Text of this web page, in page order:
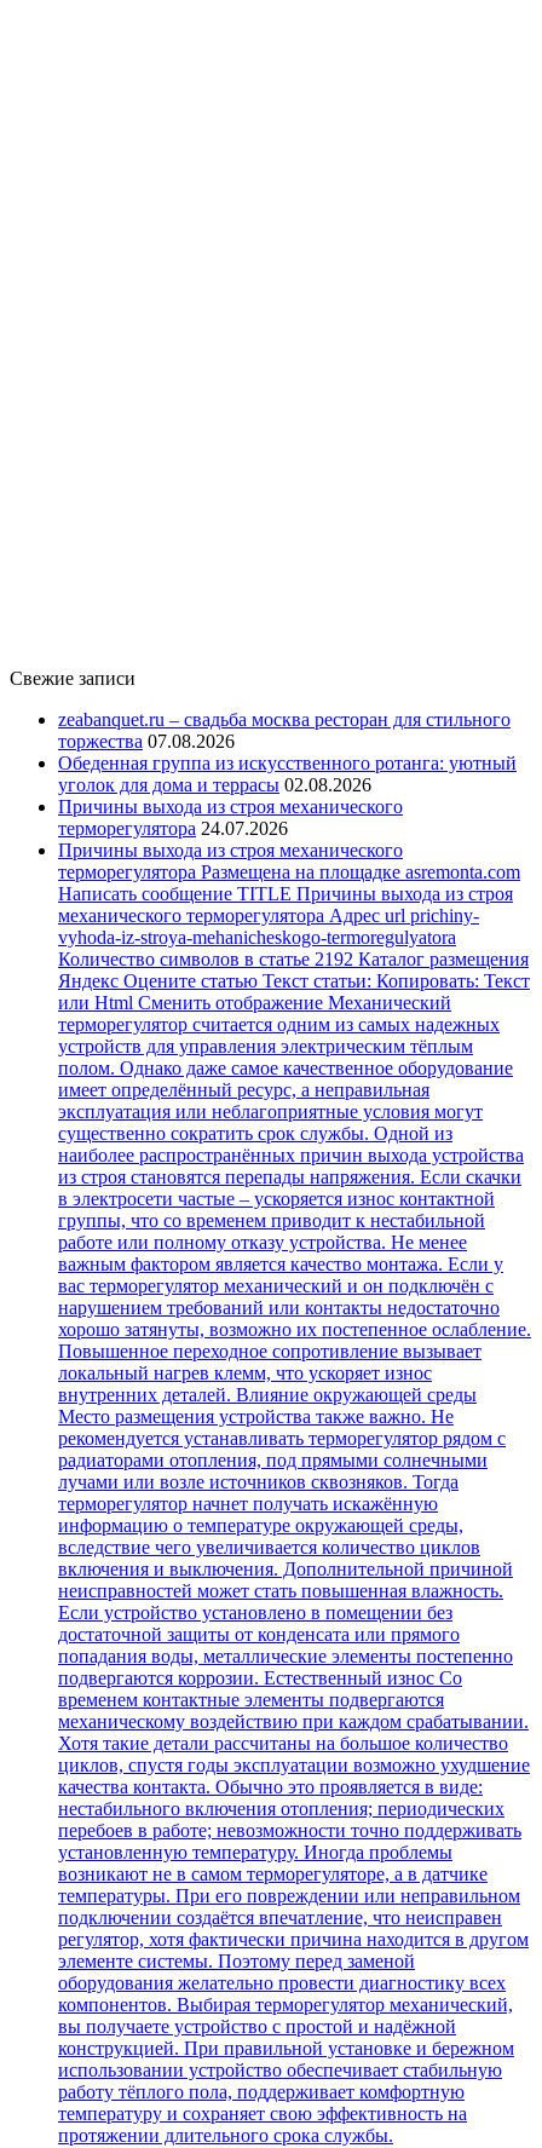
Свежие записи
zeabanquet.ru – свадьба москва ресторан для стильного
торжества 07.08.2026
Обеденная группа из искусственного ротанга: уютный
уголок для дома и террасы 02.08.2026
Причины выхода из строя механического
терморегулятора 24.07.2026
Причины выхода из строя механического
терморегулятора Размещена на площадке asremonta.com
Написать сообщение TITLE Причины выхода из строя
механического терморегулятора Адрес url prichiny-
vyhoda-iz-stroya-mehanicheskogo-termoregulyatora
Количество символов в статье 2192 Каталог размещения
Яндекс Оцените статью Текст статьи: Копировать: Текст
или Html Cменить отображение Механический
терморегулятор считается одним из самых надежных
устройств для управления электрическим тёплым
полом. Однако даже самое качественное оборудование
имеет определённый ресурс, а неправильная
эксплуатация или неблагоприятные условия могут
существенно сократить срок службы. Одной из
наиболее распространённых причин выхода устройства
из строя становятся перепады напряжения. Если скачки
в электросети частые – ускоряется износ контактной
группы, что со временем приводит к нестабильной
работе или полному отказу устройства. Не менее
важным фактором является качество монтажа. Если у
вас терморегулятор механический и он подключён с
нарушением требований или контакты недостаточно
хорошо затянуты, возможно их постепенное ослабление.
Повышенное переходное сопротивление вызывает
локальный нагрев клемм, что ускоряет износ
внутренних деталей. Влияние окружающей среды
Место размещения устройства также важно. Не
рекомендуется устанавливать терморегулятор рядом с
радиаторами отопления, под прямыми солнечными
лучами или возле источников сквозняков. Тогда
терморегулятор начнет получать искажённую
информацию о температуре окружающей среды,
вследствие чего увеличивается количество циклов
включения и выключения. Дополнительной причиной
неисправностей может стать повышенная влажность.
Если устройство установлено в помещении без
достаточной защиты от конденсата или прямого
попадания воды, металлические элементы постепенно
подвергаются коррозии. Естественный износ Со
временем контактные элементы подвергаются
механическому воздействию при каждом срабатывании.
Хотя такие детали рассчитаны на большое количество
циклов, спустя годы эксплуатации возможно ухудшение
качества контакта. Обычно это проявляется в виде:
нестабильного включения отопления; периодических
перебоев в работе; невозможности точно поддерживать
установленную температуру. Иногда проблемы
возникают не в самом терморегуляторе, а в датчике
температуры. При его повреждении или неправильном
подключении создаётся впечатление, что неисправен
регулятор, хотя фактически причина находится в другом
элементе системы. Поэтому перед заменой
оборудования желательно провести диагностику всех
компонентов. Выбирая терморегулятор механический,
вы получаете устройство с простой и надёжной
конструкцией. При правильной установке и бережном
использовании устройство обеспечивает стабильную
работу тёплого пола, поддерживает комфортную
температуру и сохраняет свою эффективность на
протяжении длительного срока службы.